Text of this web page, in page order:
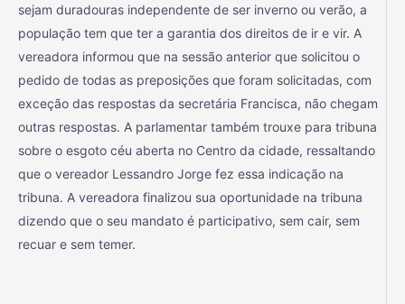
sejam duradouras independente de ser inverno ou verão, a
população tem que ter a garantia dos direitos de ir e vir. A
vereadora informou que na sessão anterior que solicitou o
pedido de todas as preposições que foram solicitadas, com
exceção das respostas da secretária Francisca, não chegam
outras respostas. A parlamentar também trouxe para tribuna
sobre o esgoto céu aberta no Centro da cidade, ressaltando
que o vereador Lessandro Jorge fez essa indicação na
tribuna. A vereadora finalizou sua oportunidade na tribuna
dizendo que o seu mandato é participativo, sem cair, sem
recuar e sem temer.